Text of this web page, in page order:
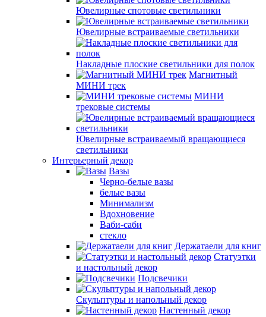
Ювелирные спотовые светильники
Ювелирные встраиваемые светильники
Накладные плоские светильники для полок
Магнитный
МИНИ трек
МИНИ
трековые системы
Ювелирные встраиваемый вращающиеся
светильники
Интерьерный декор
Вазы
Черно-белые вазы
белые вазы
Минимализм
Вдохновение
Ваби-саби
стекло
Держатаели для книг
Статуэтки
и настольный декор
Подсвечики
Скульптуры и напольный декор
Настенный декор